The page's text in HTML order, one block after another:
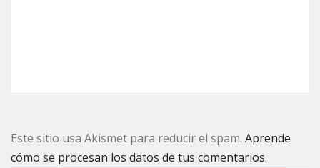
Este sitio usa Akismet para reducir el spam. Aprende
cómo se procesan los datos de tus comentarios.